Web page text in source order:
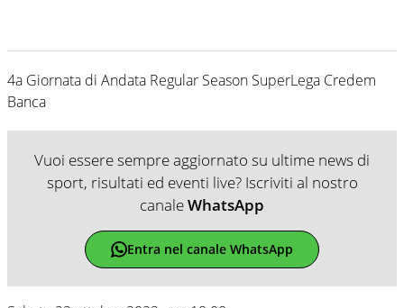
4a Giornata di Andata Regular Season SuperLega Credem
Banca
Vuoi essere sempre aggiornato su ultime news di
sport, risultati ed eventi live? Iscriviti al nostro
canaleWhatsApp
Entra nel canale WhatsApp